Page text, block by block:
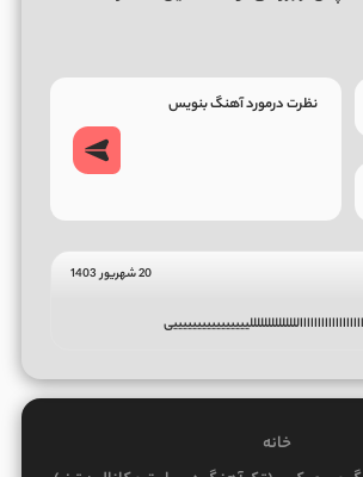
20 شهریور 1403
خانه